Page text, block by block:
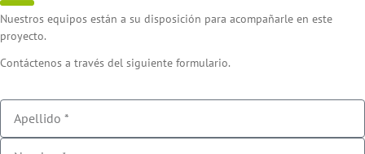
Nuestros equipos están a su disposición para acompañarle en este
proyecto.
Contáctenos a través del siguiente formulario.